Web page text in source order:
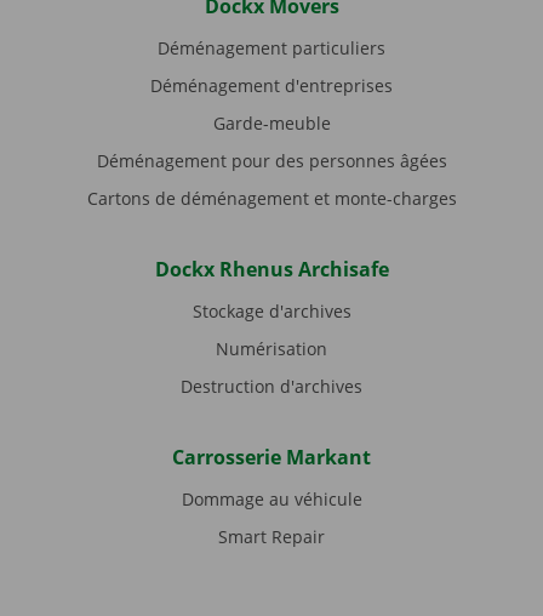
Dockx Movers
Déménagement particuliers
Déménagement d'entreprises
Garde-meuble
Déménagement pour des personnes âgées
Cartons de déménagement et monte-charges
Dockx Rhenus Archisafe
Stockage d'archives
Numérisation
Destruction d'archives
Carrosserie Markant
Dommage au véhicule
Smart Repair